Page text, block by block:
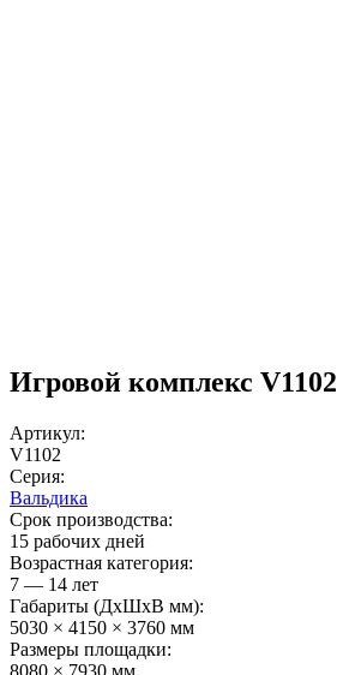
Игровой комплекс V1102
Артикул:
V1102
Серия:
Вальдика
Срок производства:
15 рабочих дней
Возрастная категория:
7 — 14 лет
Габариты (ДхШxВ мм):
5030 × 4150 × 3760 мм
Размеры площадки:
8080 × 7930 мм